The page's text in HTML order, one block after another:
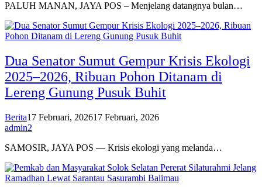
PALUH MANAN, JAYA POS – Menjelang datangnya bulan…
Dua Senator Sumut Gempur Krisis Ekologi
2025–2026, Ribuan Pohon Ditanam di
Lereng Gunung Pusuk Buhit
Berita17 Februari, 202617 Februari, 2026
admin2
SAMOSIR, JAYA POS — Krisis ekologi yang melanda…